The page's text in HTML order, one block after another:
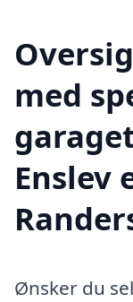
med
Enslev
Ønsker du